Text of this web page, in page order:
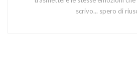
scrivo... spero di